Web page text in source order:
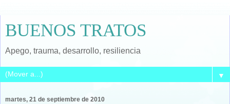
BUENOS TRATOS
Apego, trauma, desarrollo, resiliencia
▼
martes, 21 de septiembre de 2010